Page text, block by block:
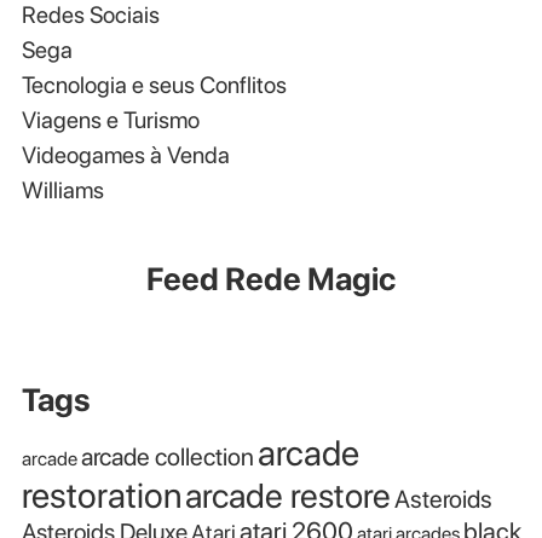
Redes Sociais
Sega
Tecnologia e seus Conflitos
Viagens e Turismo
Videogames à Venda
Williams
Feed Rede Magic
Tags
arcadearcade collection arcade
restorationarcade restoreAsteroids
Asteroids DeluxeAtariatari 2600 atari arcades black